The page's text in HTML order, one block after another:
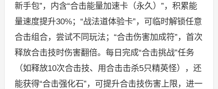
新手包”，内含“合击能量加速卡（永久）”，积累能
量速度提升30%；“战法道体验卡”，可临时解锁任意
合击组合，尝试不同玩法；“合击伤害加成符”，首次
释放合击技时伤害翻倍。每日完成“合击挑战”任务
（如释放10次合击技、用合击击杀5只精英怪），还
能获得“合击强化石”，可提升合击技伤害上限，进一